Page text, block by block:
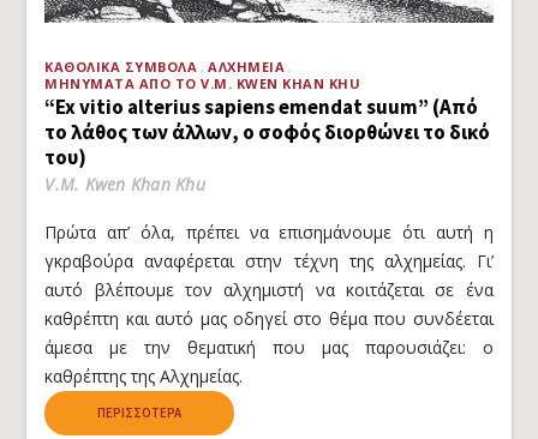
ΚΑΘΟΛΙΚΆ ΣΎΜΒΟΛΑ
ΑΛΧΗΜΕΊΑ
ΜΗΝΎΜΑΤΑ ΑΠΌ ΤΟ V.M. KWEN KHAN KHU
“Ex vitio alterius sapiens emendat suum” (Από
το λάθος των άλλων, ο σοφός διορθώνει το δικό
του)
V.M. Kwen Khan Khu
Πρώτα απ’ όλα, πρέπει να επισημάνουμε ότι αυτή η
γκραβούρα αναφέρεται στην τέχνη της αλχημείας. Γι’
αυτό βλέπουμε τον αλχημιστή να κοιτάζεται σε ένα
καθρέπτη και αυτό μας οδηγεί στο θέμα που συνδέεται
άμεσα με την θεματική που μας παρουσιάζει: ο
καθρέπτης της Αλχημείας.
ΠΕΡΙΣΣΌΤΕΡΑ